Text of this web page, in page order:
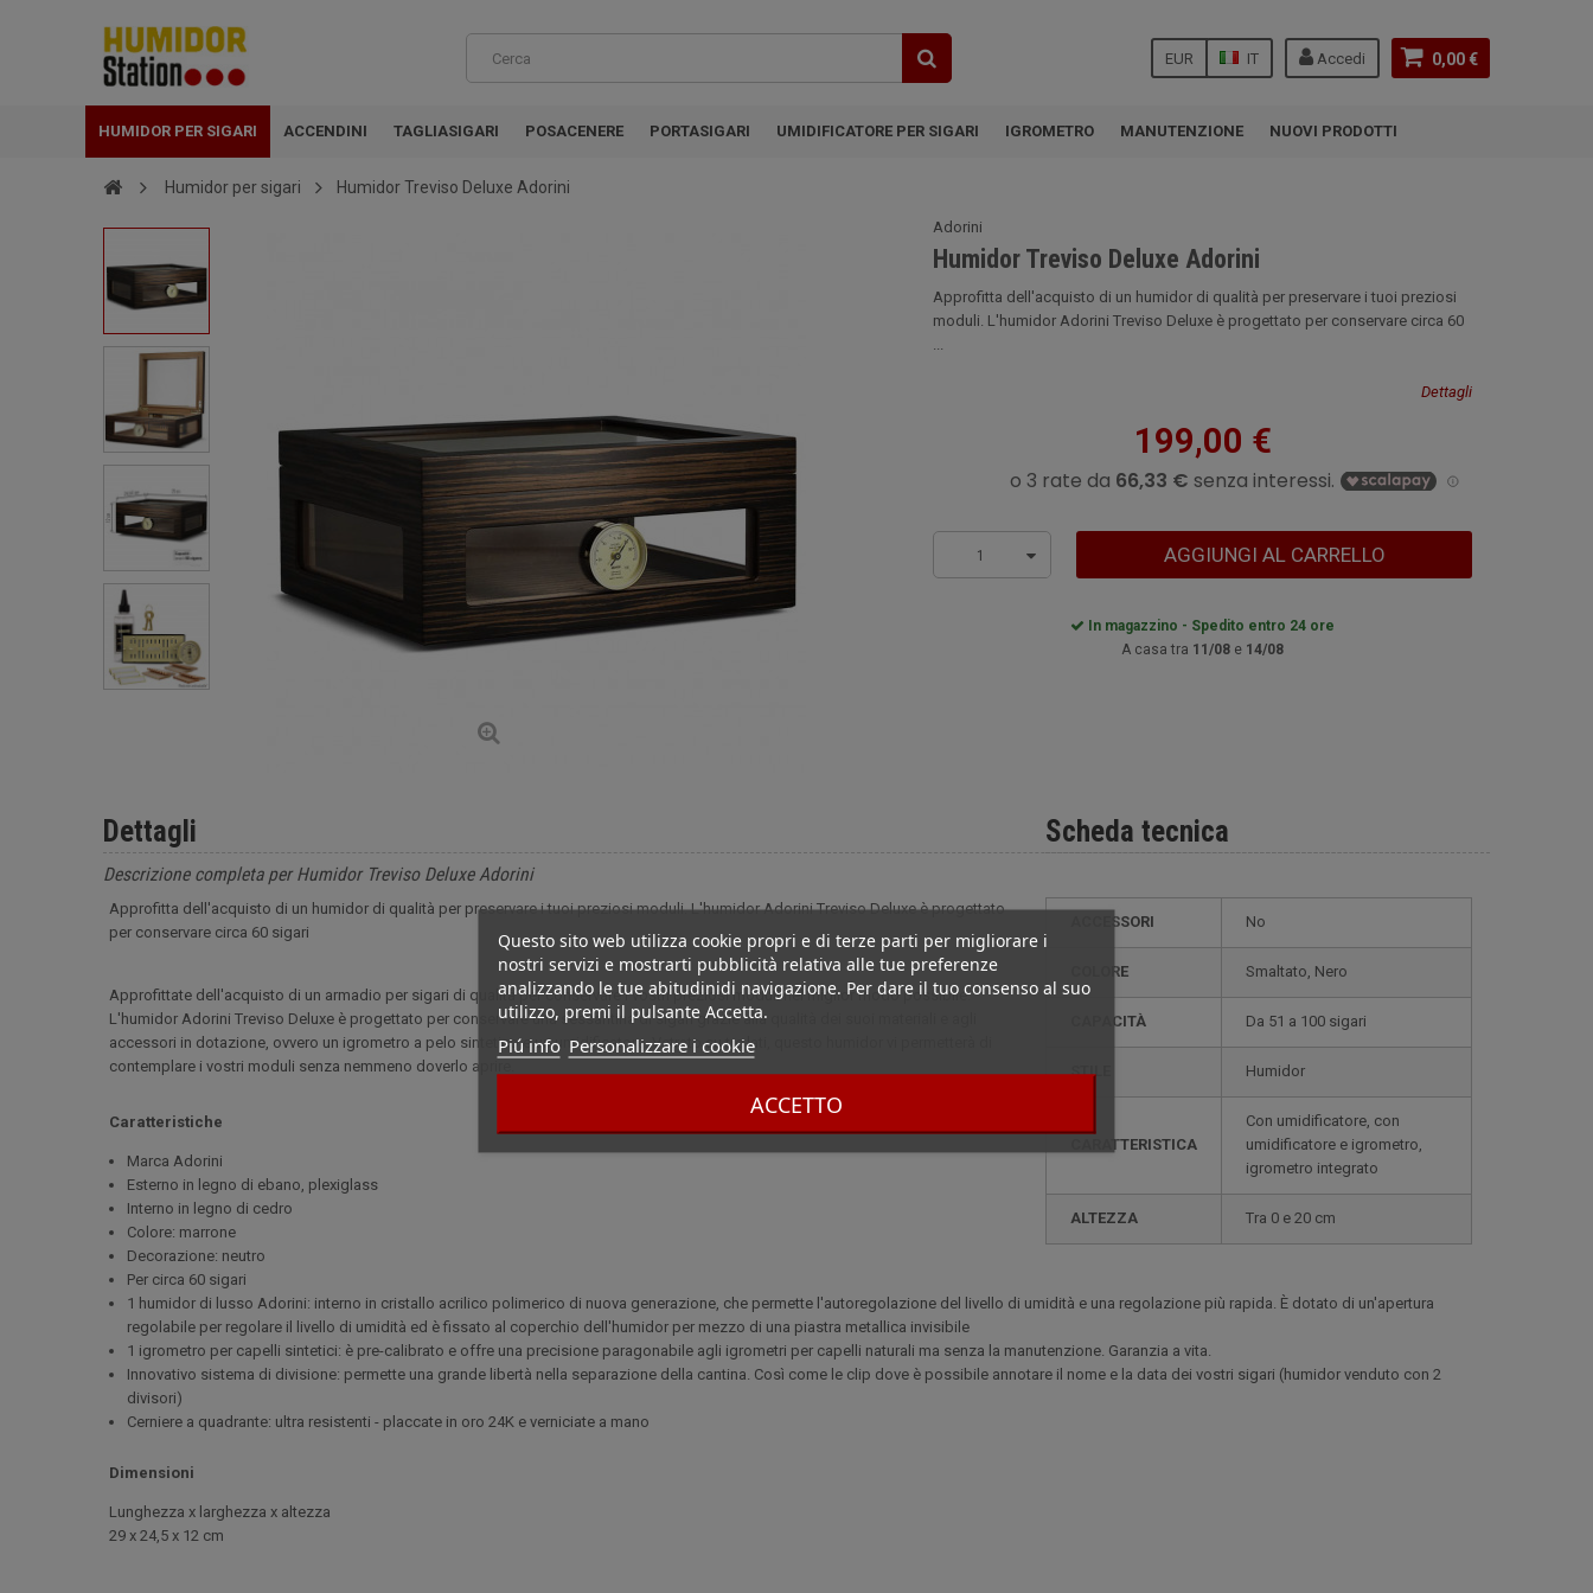
0,00 €
Accedi
IT
EUR
HUMIDOR PER SIGARI ACCENDINI TAGLIASIGARI POSACENERE PORTASIGARI UMIDIFICATORE PER SIGARI IGROMETRO MANUTENZIONE NUOVI PRODOTTI
Questo sito web utilizza cookie propri e di terze parti per migliorare i
nostri servizi e mostrarti pubblicità relativa alle tue preferenze
analizzando le tue abitudinidi navigazione. Per dare il tuo consenso al suo
utilizzo, premi il pulsante Accetta.
Piú info Personalizzare i cookie
ACCETTO
Humidor per sigari Humidor Treviso Deluxe Adorini
Adorini
Humidor Treviso Deluxe Adorini
Approfitta dell'acquisto di un humidor di qualità per preservare i tuoi preziosi
moduli. L'humidor Adorini Treviso Deluxe è progettato per conservare circa 60
...
Dettagli
199,00 €
1 AGGIUNGI AL CARRELLO
In magazzino - Spedito entro 24 ore
A casa tra 11/08 e 14/08
Scheda tecnica
ACCESSORI No
COLORE smaltato, Nero
CAPACITÀ da 51 a 100 sigari
STILE humidor
CARATTERISTICA
con umidificatore, con
umidificatore e igrometro,
igrometro integrato
ALTEZZA tra 0 e 20 cm
Dettagli
Descrizione completa per Humidor Treviso Deluxe Adorini
Approfitta dell'acquisto di un humidor di qualità per preservare i tuoi preziosi moduli. L'humidor Adorini Treviso Deluxe è progettato
per conservare circa 60 sigari
Approfittate dell'acquisto di un armadio per sigari di qualità per conservare i vostri preziosi moduli nel miglior modo possibile.
L'humidor Adorini Treviso Deluxe è progettato per conservare una sessantina di sigari grazie alla qualità dei suoi materiali e agli
accessori in dotazione, ovvero un igrometro a pelo sintetico e un umidificatore. Vetrato su tre lati, questo humidor vi permetterà di
contemplare i vostri moduli senza nemmeno doverlo aprire.
Caratteristiche
Marca Adorini
Esterno in legno di ebano, plexiglass
Interno in legno di cedro
Colore: marrone
Decorazione: neutro
Per circa 60 sigari
1 humidor di lusso Adorini: interno in cristallo acrilico polimerico di nuova generazione, che permette l'autoregolazione del livello di umidità e una regolazione più rapida. È dotato di un'apertura
regolabile per regolare il livello di umidità ed è fissato al coperchio dell'humidor per mezzo di una piastra metallica invisibile
1 igrometro per capelli sintetici: è pre-calibrato e offre una precisione paragonabile agli igrometri per capelli naturali ma senza la manutenzione. Garanzia a vita.
Innovativo sistema di divisione: permette una grande libertà nella separazione della cantina. Così come le clip dove è possibile annotare il nome e la data dei vostri sigari (humidor venduto con 2
divisori)
Cerniere a quadrante: ultra resistenti - placcate in oro 24K e verniciate a mano
Dimensioni
Lunghezza x larghezza x altezza
29 x 24,5 x 12 cm